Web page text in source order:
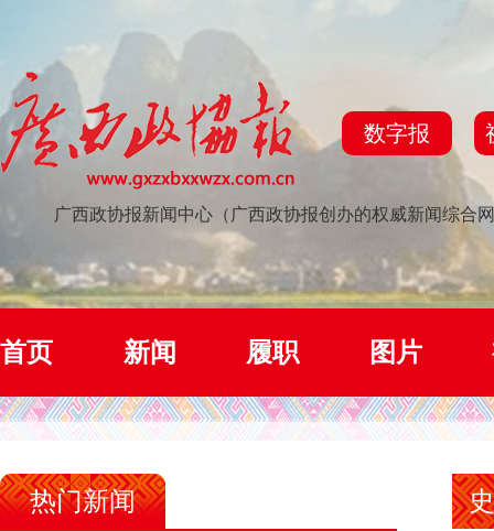
数字报
广西政协报新闻中心（广西政协报创办的权威新闻综合
首页 新闻 履职 图片
热门新闻